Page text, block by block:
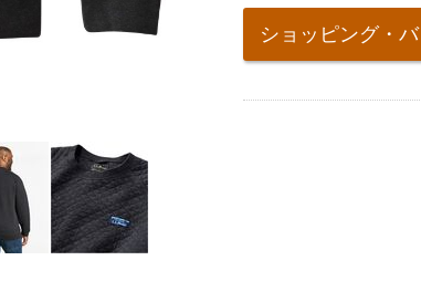
cart
options
ショッピング・